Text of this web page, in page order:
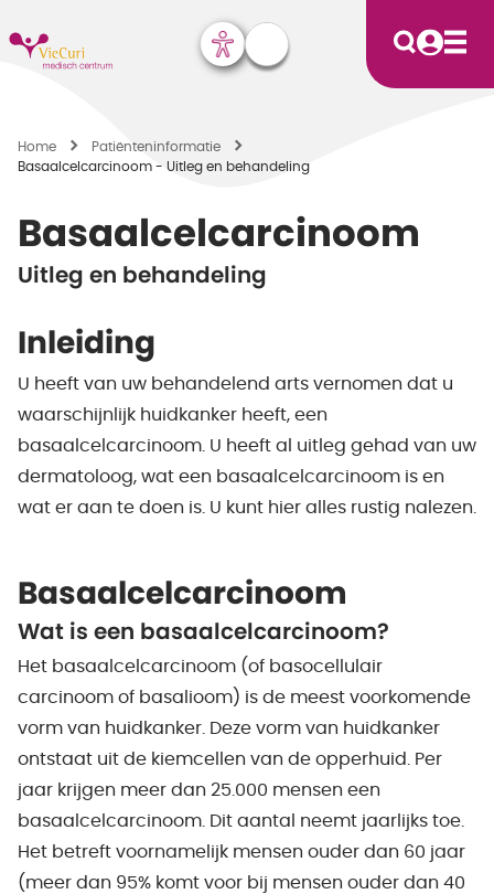
Home
Patiënten­informatie
Basaalcelcarcinoom - Uitleg en behandeling
Basaalcelcarcinoom
Uitleg en behandeling
Inleiding
U heeft van uw behandelend arts vernomen dat u
waarschijnlijk huidkanker heeft, een
basaalcelcarcinoom. U heeft al uitleg gehad van uw
dermatoloog, wat een basaalcelcarcinoom is en
wat er aan te doen is. U kunt hier alles rustig nalezen.
Basaalcelcarcinoom
Wat is een basaalcelcarcinoom?
Het basaalcelcarcinoom (of basocellulair
carcinoom of basalioom) is de meest voorkomende
vorm van huidkanker. Deze vorm van huidkanker
ontstaat uit de kiemcellen van de opperhuid. Per
jaar krijgen meer dan 25.000 mensen een
basaalcelcarcinoom. Dit aantal neemt jaarlijks toe.
Het betreft voornamelijk mensen ouder dan 60 jaar
(meer dan 95% komt voor bij mensen ouder dan 40